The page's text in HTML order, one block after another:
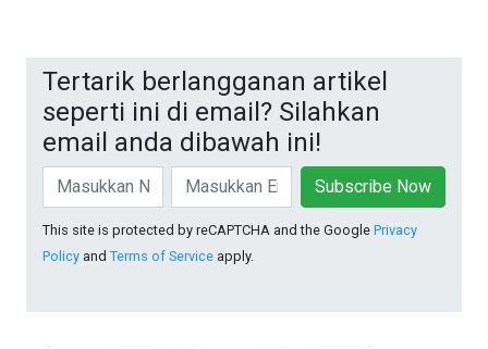
Tertarik berlangganan artikel
seperti ini di email? Silahkan
email anda dibawah ini!
Subscribe Now
This site is protected by reCAPTCHA and the Google Privacy
Policy and Terms of Service apply.